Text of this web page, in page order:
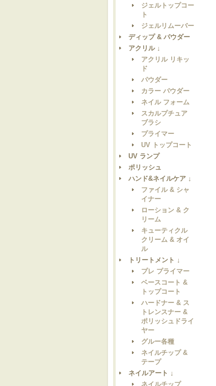
ジェルトップコー
ト
ジェルリムーバー
ディップ & パウダー
アクリル ↓
アクリル リキッ
ド
パウダー
カラー パウダー
ネイル フォーム
スカルプチュア
ブラシ
プライマー
UV トップコート
UV ランプ
ポリッシュ
ハンド&ネイルケア ↓
ファイル & シャ
イナー
ローション & ク
リーム
キューティクル
クリーム & オイ
ル
トリートメント ↓
プレ プライマー
ベースコート &
トップコート
ハードナー & ス
トレンスナー &
ポリッシュドライ
ヤー
グルー各種
ネイルチップ &
テープ
ネイルアート ↓
ネイルチップ